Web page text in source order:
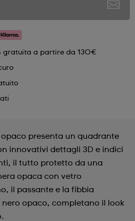
gratuita a partire da 130€
presenta un quadrante
innovativi dettagli 3D e indici
il tutto protetto da una
opaca con vetro
il passante e la fibbia
nero opaco, completano il look